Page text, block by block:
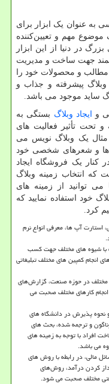
به عنوان یک ابزار برای
مهم و تعیین‌کننده
در دنیا از این ابزار
جهت ساخت و مدیریت
و محصولات خود را
پیشرفته و جذاب و
ساید موجود می باشد.
و
ایجاد وبلاگ بستگی به
تحت تأثیر فعالیت های
مثال یک وبلاگ نویس می
ها و شعرهای شخصی خود
کنار یک فروشگاه ایجاد
که انتخاب زمینه وبلاگ
توانید از زمینه های
خود استفاده نمایید که
کرد.
استارت آپ ها، معرفی انواع نرم
با شیوه های مختلف جهت کسب
انجام کمپین های مختلف تبلیغاتی
در حوزه صنعت، گزارش‌های
کارهای مختلف صحبت می
نحوه پذیرش در دانشگاه های
و ترجمه شده، بحث های
افراد با توجه به زمینه های
می باشد.
مالی، در رابطه با روش های
کردن درآمد، روش‌های
مختلف صحبت می شود.